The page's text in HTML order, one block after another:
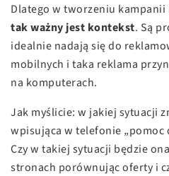
Dlatego w tworzeniu
tak ważny jest kontekst. Są
idealnie nadają się do
mobilnych i taka reklama
na komputerach.
Jak myślicie: w jakiej sytuacji
wpisująca w telefonie „pomoc
Czy w takiej sytuacji będzie
stronach porównując oferty i